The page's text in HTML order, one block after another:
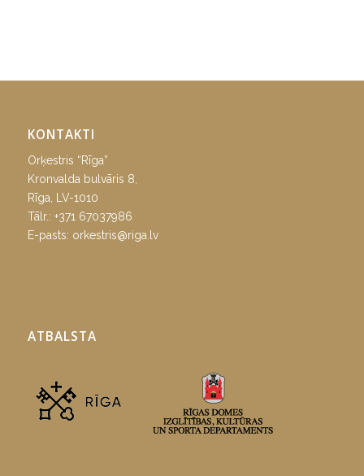
KONTAKTI
Orķestris “Rīga”
Kronvalda bulvāris 8,
Rīga, LV-1010
Tālr.: +371 67037986
E-pasts: orkestris@riga.lv
ATBALSTA